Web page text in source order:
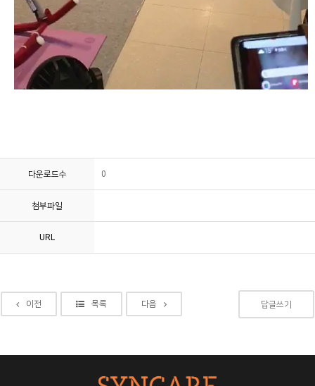
다운로드수 0
첨부파일
URL
이전 목록 다음 답글쓰기